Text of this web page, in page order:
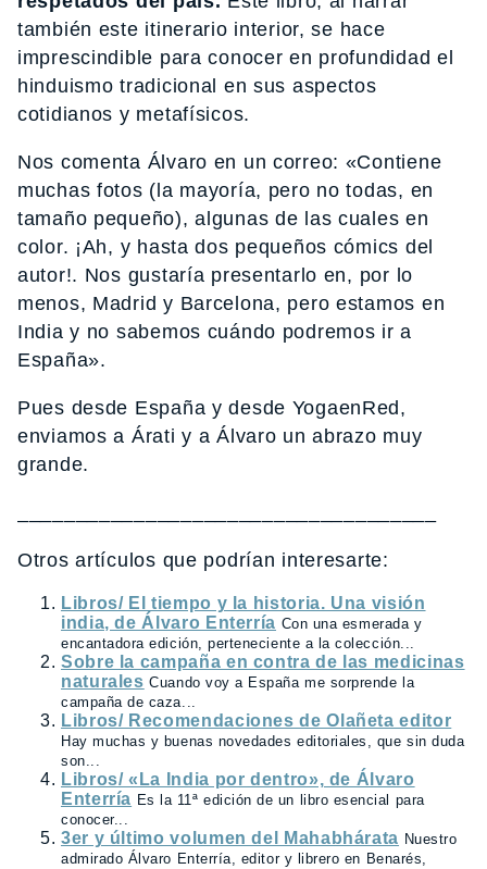
también este itinerario interior, se hace
imprescindible para conocer en profundidad el
hinduismo tradicional en sus aspectos
cotidianos y metafísicos.
Nos comenta Álvaro en un correo: «Contiene
muchas fotos (la mayoría, pero no todas, en
tamaño pequeño), algunas de las cuales en
color. ¡Ah, y hasta dos pequeños cómics del
autor!. Nos gustaría presentarlo en, por lo
menos, Madrid y Barcelona, pero estamos en
India y no sabemos cuándo podremos ir a
España».
Pues desde España y desde YogaenRed,
enviamos a Árati y a Álvaro un abrazo muy
grande.
Otros artículos que podrían interesarte:
Libros/ El tiempo y la historia. Una visión
india, de Álvaro Enterría Con una esmerada y
encantadora edición, perteneciente a la colección...
Sobre la campaña en contra de las medicinas
naturales Cuando voy a España me sorprende la
campaña de caza...
Libros/ Recomendaciones de Olañeta editor
Hay muchas y buenas novedades editoriales, que sin duda
son...
Libros/ «La India por dentro», de Álvaro
Enterría Es la 11ª edición de un libro esencial para
conocer...
3er y último volumen del Mahabhárata Nuestro
admirado Álvaro Enterría, editor y librero en Benarés,